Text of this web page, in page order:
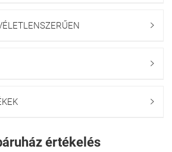



értékelés